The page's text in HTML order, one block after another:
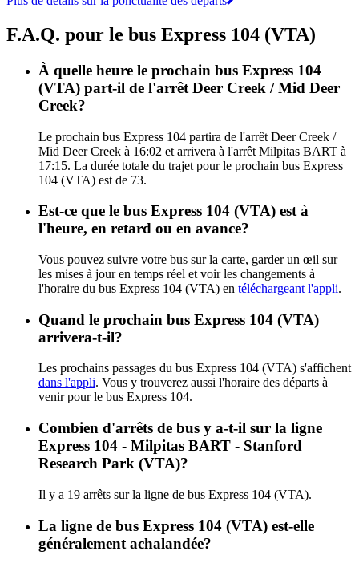
F.A.Q. pour le bus Express 104 (VTA)
À quelle heure le prochain bus Express 104
(VTA) part-il de l'arrêt Deer Creek / Mid Deer
Creek?
Le prochain bus Express 104 partira de l'arrêt Deer Creek /
Mid Deer Creek à 16:02 et arrivera à l'arrêt Milpitas BART à
17:15. La durée totale du trajet pour le prochain bus Express
104 (VTA) est de 73.
Est-ce que le bus Express 104 (VTA) est à
l'heure, en retard ou en avance?
Vous pouvez suivre votre bus sur la carte, garder un œil sur
les mises à jour en temps réel et voir les changements à
l'horaire du bus Express 104 (VTA) en téléchargeant l'appli.
Quand le prochain bus Express 104 (VTA)
arrivera-t-il?
Les prochains passages du bus Express 104 (VTA) s'affichent
dans l'appli. Vous y trouverez aussi l'horaire des départs à
venir pour le bus Express 104.
Combien d'arrêts de bus y a-t-il sur la ligne
Express 104 - Milpitas BART - Stanford
Research Park (VTA)?
Il y a 19 arrêts sur la ligne de bus Express 104 (VTA).
La ligne de bus Express 104 (VTA) est-elle
généralement achalandée?